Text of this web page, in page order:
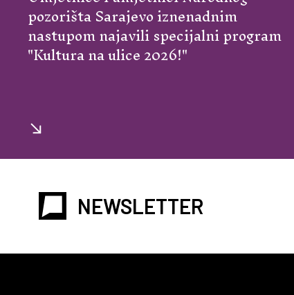
pozorišta Sarajevo iznenadnim
nastupom najavili specijalni program
"Kultura na ulice 2026!"
NEWSLETTER